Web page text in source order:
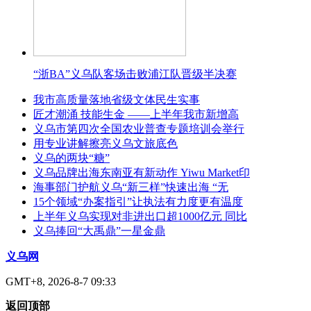
“浙BA”义乌队客场击败浦江队晋级半决赛
我市高质量落地省级文体民生实事
匠才潮涌 技能生金 ——上半年我市新增高
义乌市第四次全国农业普查专题培训会举行
用专业讲解擦亮义乌文旅底色
义乌的两块“糖”
义乌品牌出海东南亚有新动作 Yiwu Market印
海事部门护航义乌“新三样”快速出海 “无
15个领域“办案指引”让执法有力度更有温度
上半年义乌实现对非进出口超1000亿元 同比
义乌捧回“大禹鼎”一星金鼎
义乌网
GMT+8, 2026-8-7 09:33
返回顶部